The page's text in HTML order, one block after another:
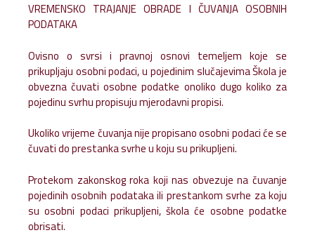
VREMENSKO TRAJANJE OBRADE I ČUVANJA OSOBNIH
PODATAKA
Ovisno o svrsi i pravnoj osnovi temeljem koje se
prikupljaju osobni podaci, u pojedinim slučajevima Škola je
obvezna čuvati osobne podatke onoliko dugo koliko za
pojedinu svrhu propisuju mjerodavni propisi.
Ukoliko vrijeme čuvanja nije propisano osobni podaci će se
čuvati do prestanka svrhe u koju su prikupljeni.
Protekom zakonskog roka koji nas obvezuje na čuvanje
pojedinih osobnih podataka ili prestankom svrhe za koju
su osobni podaci prikupljeni, škola će osobne podatke
obrisati.